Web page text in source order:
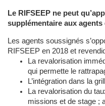
Le RIFSEEP ne peut
supplémentaire aux agents
Les agents soussignés
RIFSEEP en 2018 et
La revalorisation
qui permette le
L’intégration dans la
La revalorisation du
missions et de stage ;